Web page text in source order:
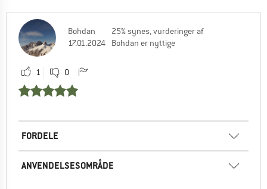
Bohdan
17.01.2024
25% synes, vurderinger af
Bohdan er nyttige
1 0
FORDELE
ANVENDELSESOMRÅDE